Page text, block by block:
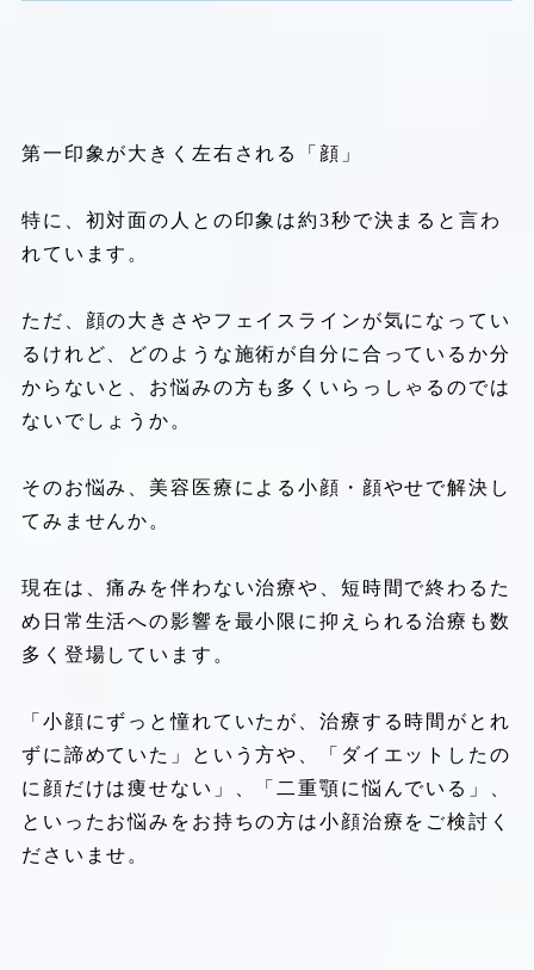
第一印象が大きく左右される「顔」
特に、初対面の人との印象は約3秒で決まると言わ
れています。
ただ、顔の大きさやフェイスラインが気になってい
るけれど、どのような施術が自分に合っているか分
からないと、お悩みの方も多くいらっしゃるのでは
ないでしょうか。
そのお悩み、美容医療による小顔・顔やせで解決し
てみませんか。
現在は、痛みを伴わない治療や、短時間で終わるた
め日常生活への影響を最小限に抑えられる治療も数
多く登場しています。
「小顔にずっと憧れていたが、治療する時間がとれ
ずに諦めていた」という方や、「ダイエットしたの
に顔だけは痩せない」、「二重顎に悩んでいる」、
といったお悩みをお持ちの方は小顔治療をご検討く
ださいませ。